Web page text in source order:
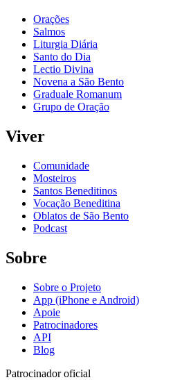
Orações
Salmos
Liturgia Diária
Santo do Dia
Lectio Divina
Novena a São Bento
Graduale Romanum
Grupo de Oração
Viver
Comunidade
Mosteiros
Santos Beneditinos
Vocação Beneditina
Oblatos de São Bento
Podcast
Sobre
Sobre o Projeto
App (iPhone e Android)
Apoie
Patrocinadores
API
Blog
Patrocinador oficial